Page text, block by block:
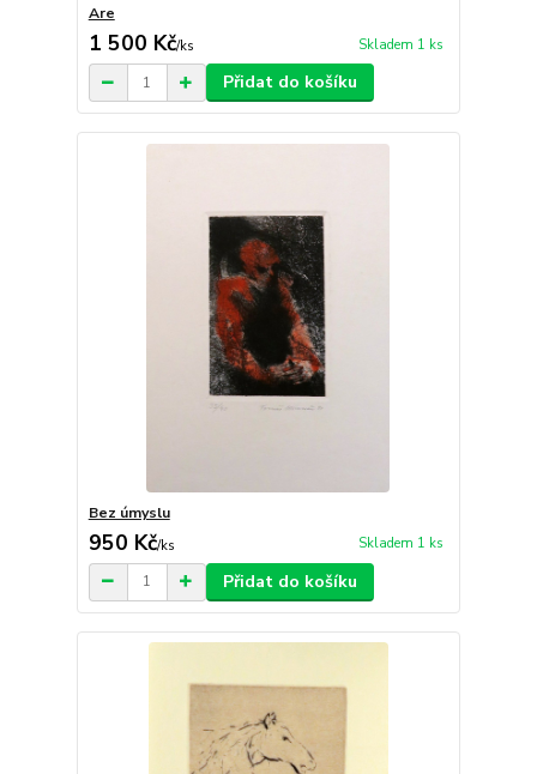
Are
1 500 Kč/ks Skladem 1 ks
Přidat do košíku
Bez úmyslu
950 Kč/ks Skladem 1 ks
Přidat do košíku